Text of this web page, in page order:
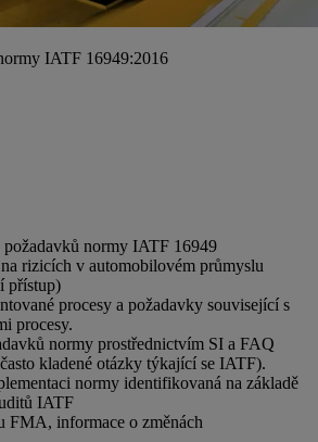
IATF 16949:2016
požadavků normy IATF 16949
rizicích v automobilovém průmyslu
přístup)
procesy a požadavky související s
procesy.
normy prostřednictvím SI a FAQ
kladené otázky týkající se IATF).
normy identifikovaná na základě
IATF
FMA, informace o změnách